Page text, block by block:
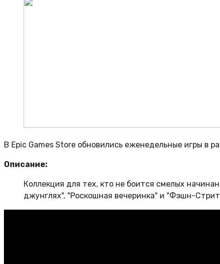
В Epic Games Store обновились еженедельные игры в
Описание:
Коллекция для тех, кто не боится смелых
джунглях", "Роскошная вечеринка" и "Фэшн-